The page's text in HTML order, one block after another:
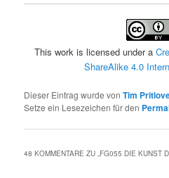
This work is licensed under a
ShareAlike 4.0
Dieser Eintrag wurde vonTim
Setze ein Lesezeichen für den
48 KOMMENTARE ZU „FG055 DIE KUNST